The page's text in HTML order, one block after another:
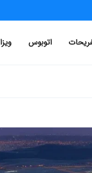
اتوبوس ویزا